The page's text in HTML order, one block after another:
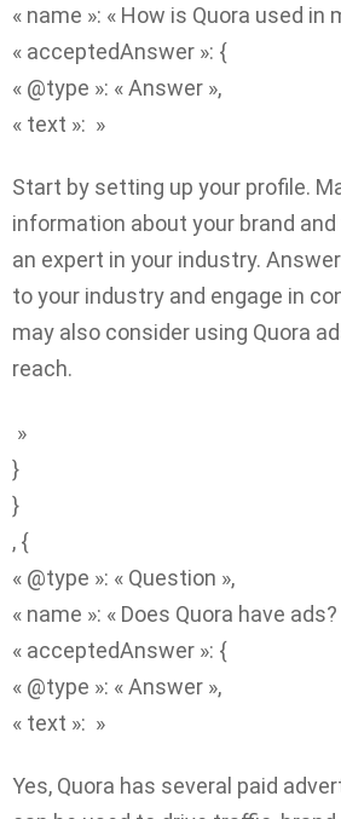
« name »: « How is Quora used in
« acceptedAnswer »: {
« @type »: « Answer »,
« text »: »
Start by setting up your profile.
information about your brand
an expert in your industry.
to your industry and engage in
may also consider using Quora
reach.
»
}
}
, {
« @type »: « Question »,
« name »: « Does Quora have ads?
« acceptedAnswer »: {
« @type »: « Answer »,
« text »: »
Yes, Quora has several paid